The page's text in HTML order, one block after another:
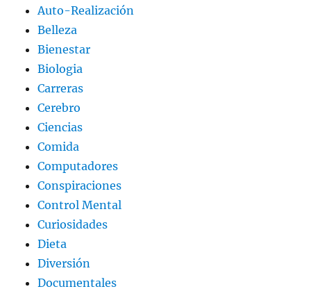
Auto-Realización
Belleza
Bienestar
Biologia
Carreras
Cerebro
Ciencias
Comida
Computadores
Conspiraciones
Control Mental
Curiosidades
Dieta
Diversión
Documentales